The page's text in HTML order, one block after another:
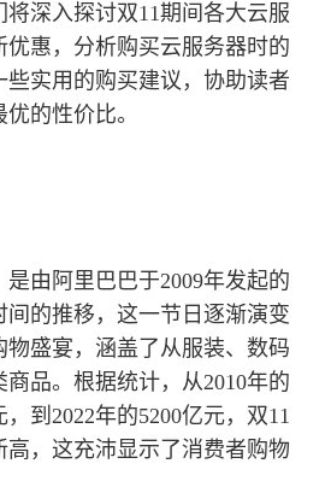
深入探讨双11期间各大云服
优惠，分析购买云服务器时的
些实用的购买建议，协助读者
的性价比。
由阿里巴巴于2009年发起的
间的推移，这一节日逐渐演变
物盛宴，涵盖了从服装、数码
品。根据统计，从2010年的
到2022年的5200亿元，双11
高，这充沛显示了消费者购物